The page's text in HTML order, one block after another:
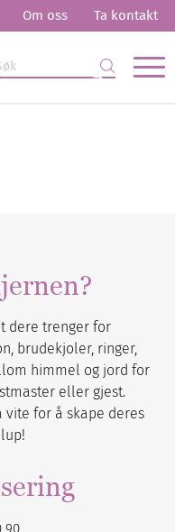
Om oss Ta kontakt
dere trenger for
brudekjoler, ringer,
himmel og jord for
eller gjest.
for å skape deres
90